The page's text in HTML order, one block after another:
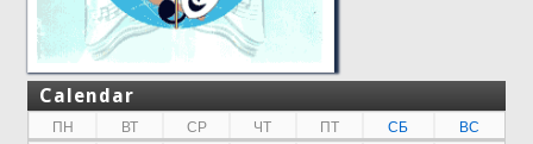
Calendar
ПН ВТ СР ЧТ ПТ СБ
ВС